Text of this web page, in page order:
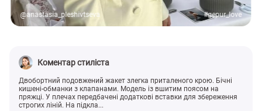
@anastasia_pleshivtseva #gepur_love
Коментар стиліста
Двобортний подовжений жакет злегка приталеного крою. Бічні
кишені-обманки з клапанами. Модель із вшитим поясом на
пряжці. У плечах передбачені додаткові вставки для збереження
строгих ліній. На підкла...